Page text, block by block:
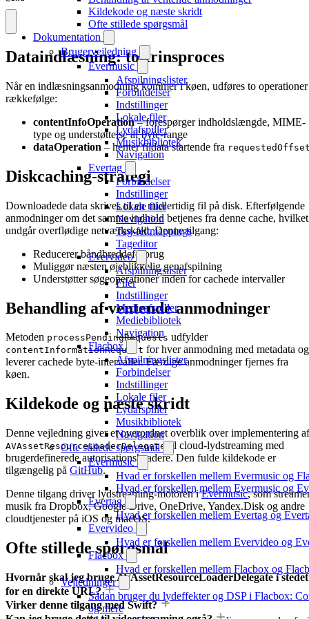
Kildekode og næste skridt
Ofte stillede spørgsmål
Dokumentation
Brugervejledning
Evermusic
Afspilningslister
Forbindelser
Indstillinger
Lokale filer
Lydafspiller
Musikbibliotek
Navigation
Evertag
Forbindelser
Indstillinger
Lokale filer
Navigation
Tag-feltmappings
Tageditor
Evervideo
Afspilningslister
Filer
Indstillinger
Medieafspiller
Mediebibliotek
Navigation
Flacbox
Afspilningslister
Forbindelser
Indstillinger
Lokale filer
Lydafspiller
Musikbibliotek
Navigation
Ofte stillede spørgsmål
Evermusic
Hvad er forskellen mellem Evermusic og
Hvad er forskellen mellem Evermusic og
Evertag
Hvad er forskellen mellem Evertag og
Evervideo
Hvad er forskellen mellem Evervideo og
Flacbox
Hvad er forskellen mellem Flacbox og
Vejledninger
Sådan bruger du lydeffekter og DSP i Flacbox:
og mere
Dataindlæsning: to-trinsproces
Når en indlæsningsanmodning kommer i køen, udføres to
rækkefølge:
contentInfoOperation– forespørger indholdslængde, MIME-
type og understøttelse af byte-range
dataOperation – henter fildata startende fra
Diskcaching-strategi
Downloadede data skrives til en midlertidig fil på disk. Efterfølgende
anmodninger om det samme indhold betjenes fra denne cache, hvilket
undgår overflødige netværkskald. Denne tilgang:
Reducerer båndbreddeforbrug
Muliggør næsten øjeblikkelig genafspilning
Understøtter søgeoperationer inden for cachede intervaller
Behandling af ventende anmodninger
Metoden processPendingRequests udfylder
contentInformationRequest for hver anmodning med metadata og
leverer cachede byte-intervaller. Færdige anmodninger fjernes fra
køen.
Kildekode og næste skridt
Denne vejledning giver et overordnet overblik over implementering af
AVAssetResourceLoaderDelegate til cloud-lydstreaming med
brugerdefinerede autorisationsheadere. Den fulde kildekode er
tilgængelig på GitHub.
Denne tilgang driver lydstreaming-motoren iEvermusic, som
musik fra Dropbox, Google Drive, OneDrive, Yandex.Disk og andre
cloudtjenester på iOS og macOS.
Ofte stillede spørgsmål
Hvornår skal jeg bruge AVAssetResourceLoaderDelegate i stedet
for en direkte URL?
Virker denne tilgang med Swift?